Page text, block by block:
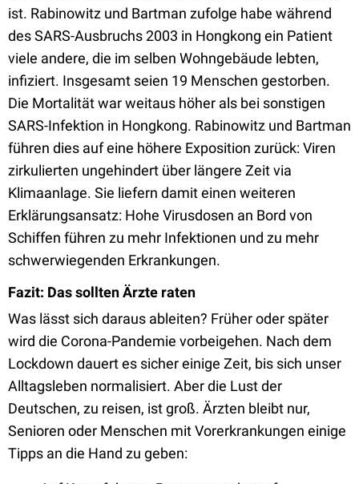
ist. Rabinowitz und Bartman zufolge habe während
des SARS-Ausbruchs 2003 in Hongkong ein Patient
viele andere, die im selben Wohngebäude lebten,
infiziert. Insgesamt seien 19 Menschen gestorben.
Die Mortalität war weitaus höher als bei sonstigen
SARS-Infektion in Hongkong. Rabinowitz und Bartman
führen dies auf eine höhere Exposition zurück: Viren
zirkulierten ungehindert über längere Zeit via
Klimaanlage. Sie liefern damit einen weiteren
Erklärungsansatz: Hohe Virusdosen an Bord von
Schiffen führen zu mehr Infektionen und zu mehr
schwerwiegenden Erkrankungen.
Fazit: Das sollten Ärzte raten
Was lässt sich daraus ableiten? Früher oder später
wird die Corona-Pandemie vorbeigehen. Nach dem
Lockdown dauert es sicher einige Zeit, bis sich unser
Alltagsleben normalisiert. Aber die Lust der
Deutschen, zu reisen, ist groß. Ärzten bleibt nur,
Senioren oder Menschen mit Vorerkrankungen einige
Tipps an die Hand zu geben: